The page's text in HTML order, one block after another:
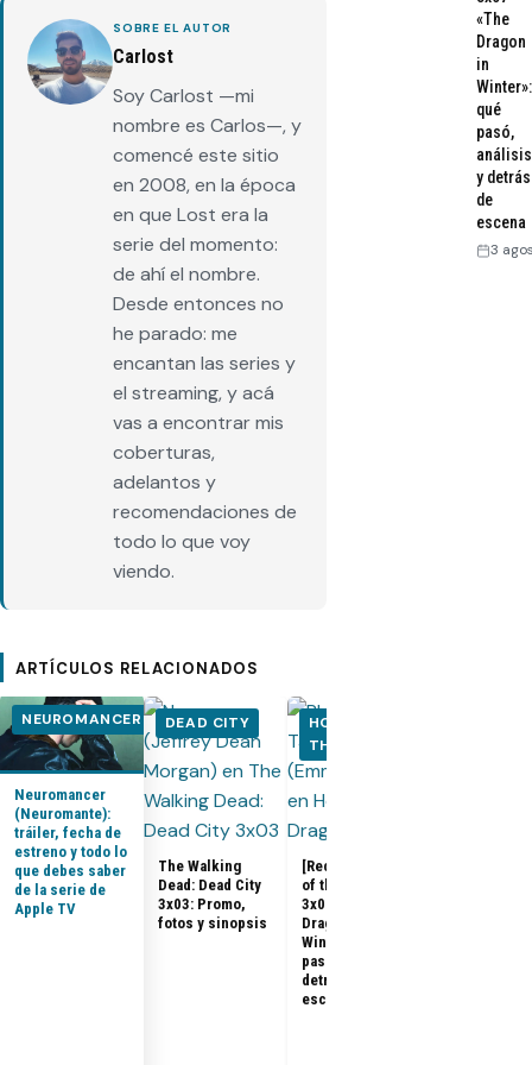
SOBRE EL AUTOR
Carlost
Soy Carlost —mi
nombre es Carlos—, y
comencé este sitio
en 2008, en la época
en que Lost era la
serie del momento:
de ahí el nombre.
Desde entonces no
he parado: me
encantan las series y
el streaming, y acá
vas a encontrar mis
coberturas,
adelantos y
recomendaciones de
todo lo que voy
viendo.
ARTÍCULOS RELACIONADOS
NEUROMANCER
Neuromancer
(Neuromante):
tráiler, fecha de
estreno y todo lo
que debes saber
de la serie de
Apple TV
DEAD CITY
The Walking
Dead: Dead City
3x03: Promo,
fotos y sinopsis
HOUSE OF
THE DRAGON
[Recap] House
of the Dragon
3x07 «The
Dragon in
Winter»: qué
pasó, análisis y
detrás de
escena
«The
Dragon
in
Winter»:
qué
pasó,
análisis
y detrás
de
escena
3